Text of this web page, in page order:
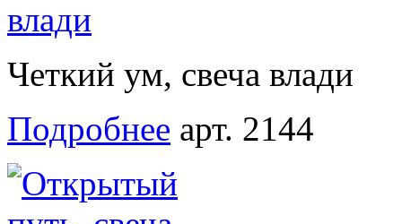
Четкий ум, свеча влади
Подробнее арт. 2144